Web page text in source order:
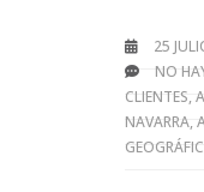
25
NO
CLIENTES,
NAVARRA,